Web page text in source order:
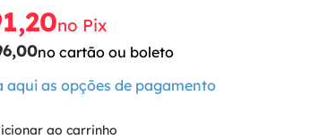
,20no Pix
,00no cartão ou boleto
aqui as opções de pagamento
ao carrinho